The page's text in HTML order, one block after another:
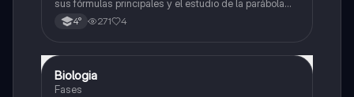
sus fórmulas principales y el estudio de la parábola
como representación gráfica.Incluye desarrollo de la
forma general, cálculo de raíces, vértice y elementos
4° 271 4
Biología
Biologia
Fases